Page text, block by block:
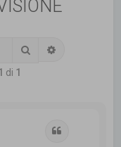
Cerca
di 1